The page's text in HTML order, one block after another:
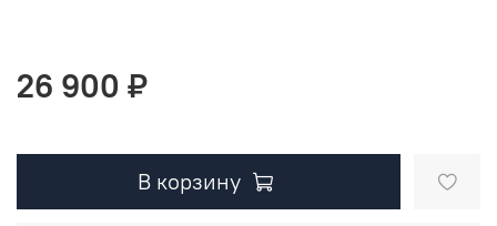
26 900 ₽
В корзину